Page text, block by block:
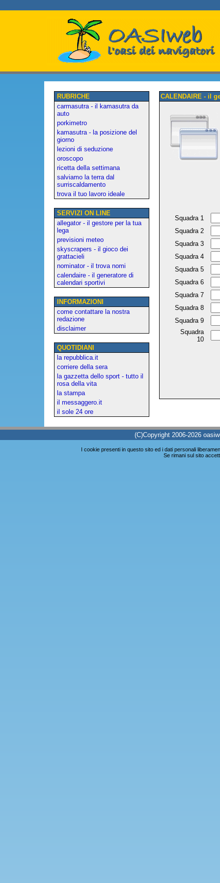
RUBRICHE
carmasutra - il kamasutra da
auto
porkimetro
kamasutra - la posizione del
giorno
lezioni di seduzione
oroscopo
ricetta della settimana
salviamo la terra dal
surriscaldamento
trova il tuo lavoro ideale
SERVIZI ON LINE
allegator - il gestore per la tua
lega
previsioni meteo
skyscrapers - il gioco dei
grattacieli
nominator - il trova nomi
calendaire - il generatore di
calendari sportivi
INFORMAZIONI
come contattare la nostra
redazione
disclaimer
QUOTIDIANI
la repubblica.it
corriere della sera
la gazzetta dello sport - tutto il
rosa della vita
la stampa
il messaggero.it
il sole 24 ore
CALENDAIRE - il
Squadra 1
Squadra 2
Squadra 3
Squadra 4
Squadra 5
Squadra 6
Squadra 7
Squadra 8
Squadra 9
Squadra
10
(C)Copyright 2006-2026
I cookie presenti in questo sito ed i dati personali
Se rimani sul sito